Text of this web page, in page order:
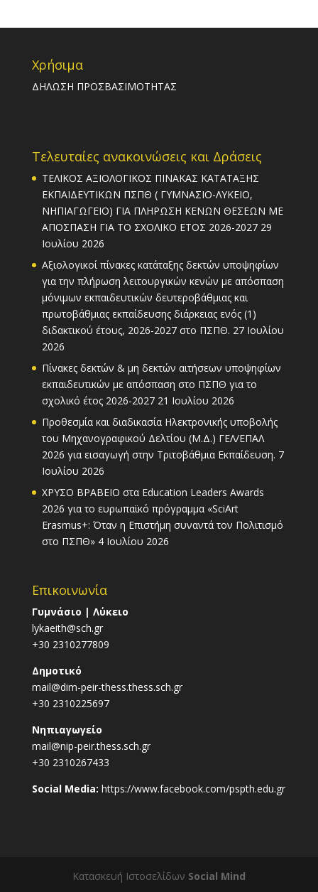
Χρήσιμα
ΔΗΛΩΣΗ ΠΡΟΣΒΑΣΙΜΟΤΗΤΑΣ
Τελευταίες ανακοινώσεις και Δράσεις
ΤΕΛΙΚΟΣ ΑΞΙΟΛΟΓΙΚΟΣ ΠΙΝΑΚΑΣ ΚΑΤΑΤΑΞΗΣ
ΕΚΠΑΙΔΕΥΤΙΚΩΝ ΠΣΠΘ ( ΓΥΜΝΑΣΙΟ-ΛΥΚΕΙΟ,
ΝΗΠΙΑΓΩΓΕΙΟ) ΓΙΑ ΠΛΗΡΩΣΗ ΚΕΝΩΝ ΘΕΣΕΩΝ ΜΕ
ΑΠΟΣΠΑΣΗ ΓΙΑ ΤΟ ΣΧΟΛΙΚΟ ΕΤΟΣ 2026-2027 29
Ιουλίου 2026
Αξιολογικοί πίνακες κατάταξης δεκτών υποψηφίων
για την πλήρωση λειτουργικών κενών με απόσπαση
μόνιμων εκπαιδευτικών δευτεροβάθμιας και
πρωτοβάθμιας εκπαίδευσης διάρκειας ενός (1)
διδακτικού έτους, 2026-2027 στο ΠΣΠΘ. 27 Ιουλίου
2026
Πίνακες δεκτών & μη δεκτών αιτήσεων υποψηφίων
εκπαιδευτικών με απόσπαση στο ΠΣΠΘ για το
σχολικό έτος 2026-2027 21 Ιουλίου 2026
Προθεσμία και διαδικασία Ηλεκτρονικής υποβολής
του Μηχανογραφικού Δελτίου (Μ.Δ.) ΓΕΛ/ΕΠΑΛ
2026 για εισαγωγή στην Τριτοβάθμια Εκπαίδευση. 7
Ιουλίου 2026
ΧΡΥΣΟ ΒΡΑΒΕΙΟ στα Education Leaders Awards
2026 για το ευρωπαϊκό πρόγραμμα «SciArt
Erasmus+: Όταν η Επιστήμη συναντά τον Πολιτισμό
στο ΠΣΠΘ» 4 Ιουλίου 2026
Επικοινωνία
Γυμνάσιο | Λύκειο
lykaeith@sch.gr
+30 2310277809
Δημοτικό
mail@dim-peir-thess.thess.sch.gr
+30 2310225697
Νηπιαγωγείο
mail@nip-peir.thess.sch.gr
+30 2310267433
Social Media: https://www.facebook.com/pspth.edu.gr
Κατασκευή Ιστοσελίδων Social Mind